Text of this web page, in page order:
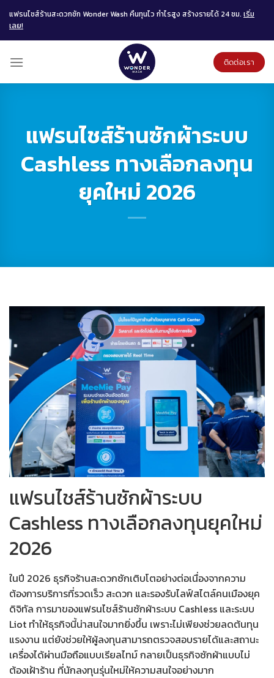
content
แฟรนไชส์ร้านสะดวกซัก Wonder Wash คืนทุนไว กำไรสูง สร้างรายได้ 24 ชม. เริ่ม
เลย!
ติดต่อเรา
แฟรนไชส์ร้านซักผ้าระบบ
Cashless ทางเลือกลงทุน
ยุคใหม่ 2026
แฟรนไชส์ร้านซักผ้าระบบ
Cashless ทางเลือกลงทุนยุคใหม่
2026
ในปี 2026 ธุรกิจร้านสะดวกซักเติบโตอย่างต่อเนื่องจากความ
ต้องการบริการที่รวดเร็ว สะดวก และรองรับไลฟ์สไตล์คนเมืองยุค
ดิจิทัล การมาของแฟรนไชส์ร้านซักผ้าระบบ Cashless และระบบ
Liot ทำให้ธุรกิจนี้น่าสนใจมากยิ่งขึ้น เพราะไม่เพียงช่วยลดต้นทุน
แรงงาน แต่ยังช่วยให้ผู้ลงทุนสามารถตรวจสอบรายได้และสถานะ
เครื่องได้ผ่านมือถือแบบเรียลไทม์ กลายเป็นธุรกิจซักผ้าแบบไม่
ต้องเฝ้าร้าน ที่นักลงทุนรุ่นใหม่ให้ความสนใจอย่างมาก